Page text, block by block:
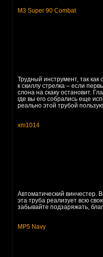
M3 Super 90 Combat
Трудный инструмент, так
к скиллу стрелка – если
слона на скаку остановит.
где вы его собрались еще
реально этой трубой
xm1014
Автоматический винчестер.
эта труба реализует всю
забывайте подзаряжать,
MP5 Navy